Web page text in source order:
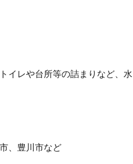
イレや台所等の詰まりなど、水
、豊川市など